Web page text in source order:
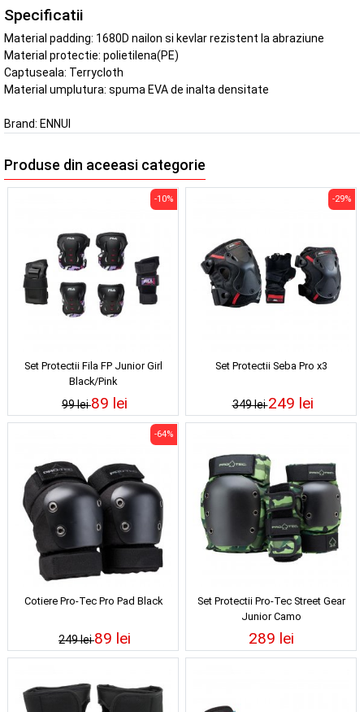
Specificatii
Material padding: 1680D nailon si kevlar rezistent la abraziune
Material protectie: polietilena(PE)
Captuseala: Terrycloth
Material umplutura: spuma EVA de inalta densitate
Brand: ENNUI
Produse din aceeasi categorie
Set Protectii Fila FP Junior Girl
Black/Pink
99 lei
-10%
89 lei
Set Protectii Seba Pro x3
349 lei
-29%
249 lei
Cotiere Pro-Tec Pro Pad Black
249 lei
-64%
89 lei
Set Protectii Pro-Tec Street Gear
Junior Camo
289 lei